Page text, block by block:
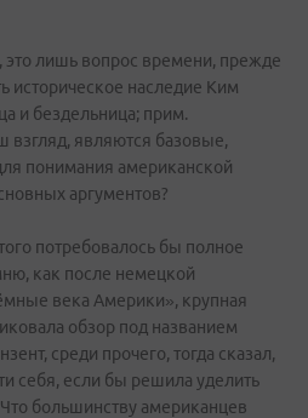
это лишь вопрос времени, прежде
историческое наследие Ким
и бездельница; прим.
взгляд, являются базовые,
понимания американской
аргументов?
потребовалось бы полное
как после немецкой
века Америки», крупная
обзор под названием
среди прочего, тогда сказал,
себя, если бы решила уделить
большинству американцев